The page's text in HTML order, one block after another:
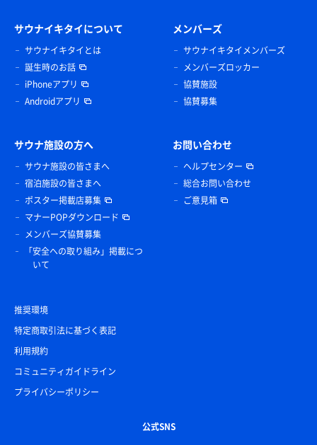
サウナイキタイについて
サウナイキタイとは
誕生時のお話
iPhoneアプリ
Androidアプリ
メンバーズ
サウナイキタイメンバーズ
メンバーズロッカー
協賛施設
協賛募集
サウナ施設の方へ
サウナ施設の皆さまへ
宿泊施設の皆さまへ
ポスター掲載店募集
マナーPOPダウンロード
メンバーズ協賛募集
「安全への取り組み」掲載につ
いて
お問い合わせ
ヘルプセンター
総合お問い合わせ
ご意見箱
推奨環境
特定商取引法に基づく表記
利用規約
コミュニティガイドライン
プライバシーポリシー
公式SNS